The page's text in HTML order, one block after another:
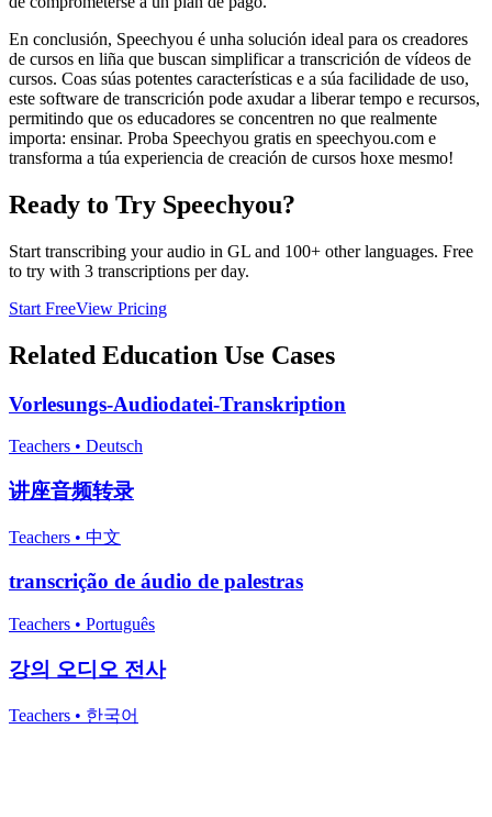
En conclusión, Speechyou é unha solución ideal para os creadores
de cursos en liña que buscan simplificar a transcrición de vídeos de
cursos. Coas súas potentes características e a súa facilidade de uso,
este software de transcrición pode axudar a liberar tempo e recursos,
permitindo que os educadores se concentren no que realmente
importa: ensinar. Proba Speechyou gratis en speechyou.com e
transforma a túa experiencia de creación de cursos hoxe mesmo!
Ready to Try Speechyou?
Start transcribing your audio in GL and 100+ other languages. Free
to try with 3 transcriptions per day.
Start FreeView Pricing
Related Education Use Cases
Vorlesungs-Audiodatei-Transkription
Teachers • Deutsch
讲座音频转录
Teachers • 中文
transcrição de áudio de palestras
Teachers • Português
강의 오디오 전사
Teachers • 한국어